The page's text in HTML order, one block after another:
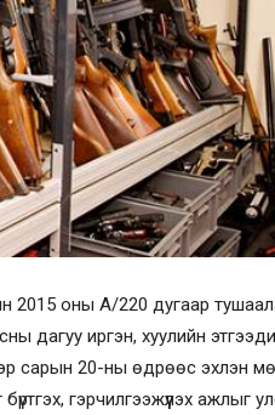
2015 оны А/220 дугаар
дагуу иргэн, хуулийн
сарын 20-ны өдрөөс эхлэн
гэрчилгээжүүлэх ажлыг